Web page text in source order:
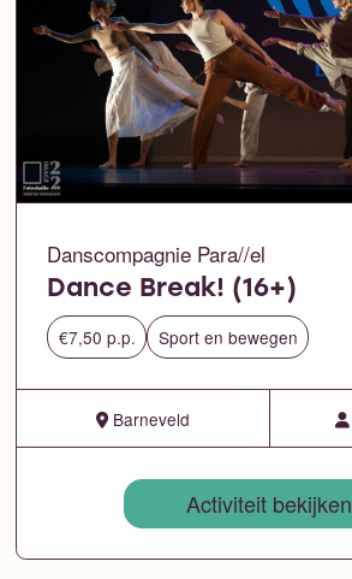
Danscompagnie Para//el
Dance Break! (16+)
€7,50 p.p. Sport en bewegen
Barneveld
Activiteit bekijken